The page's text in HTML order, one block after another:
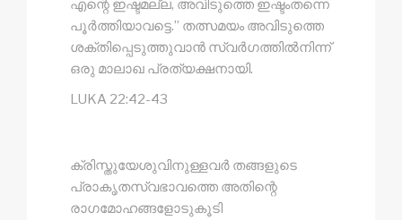
എന്റെ ഇഷ്ടമല്ല, അവിടുത്തെ ഇഷ്ടംതന്നെ
പൂർത്തിയാവട്ടെ.” തത്സമയം അവിടുത്തെ
ശക്തിപ്പെടുത്തുവാൻ സ്വർഗത്തിൽനിന്ന്
ഒരു മാലാഖ പ്രത്യക്ഷനായി.
LUKA 22:42-43
ക്രിസ്തുയേശുവിനുള്ളവർ തങ്ങളുടെ
പ്രാകൃതസ്വഭാവത്തെ അതിന്റെ
രാഗമോഹങ്ങളോടുകൂടി